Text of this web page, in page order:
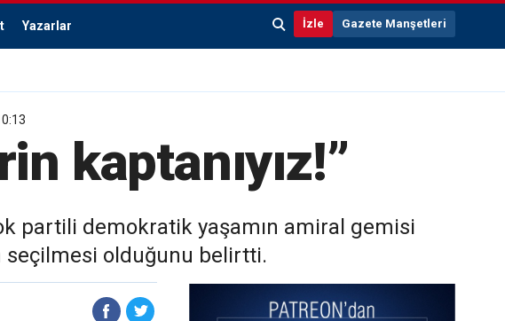
Yazarlar İzle Gazete Manşetleri
kaptanıyız!”
partili demokratik yaşamın amiral gemisi
seçilmesi olduğunu belirtti.